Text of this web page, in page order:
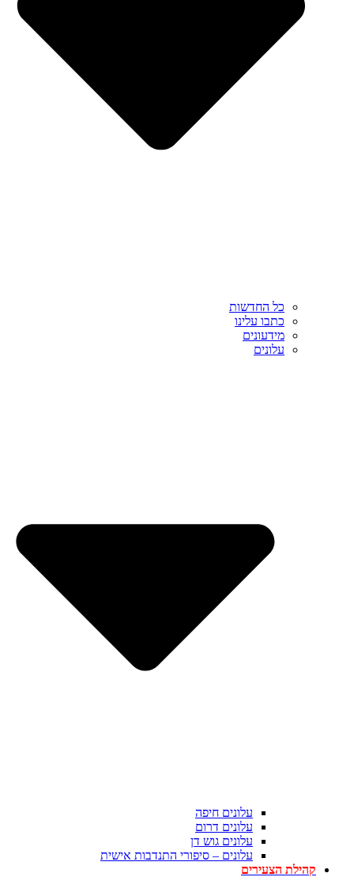
כל החדשות
כתבו עלינו
מידעונים
עלונים
עלונים חיפה
עלונים דרום
עלונים גוש דן
עלונים – סיפורי התנדבות אישית
קהילת הצעירים